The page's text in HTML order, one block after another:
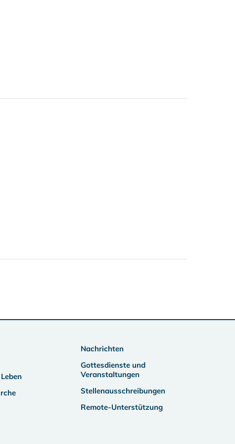
Nachrichten
Gottesdienste und
Veranstaltungen
Stellenausschreibungen
Remote-Unterstützung